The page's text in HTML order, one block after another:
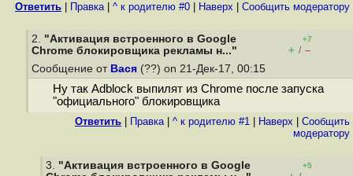
Ответить Правка| ^ к родителю #0 Наверх Cообщить модератору
2. "Активация встроенного в Google
Chrome блокировщика рекламы н..."
+7
+ / –
Сообщение от Вася (??) on 21-Дек-17, 00:15
Ну так Adblock выпилят из Chrome после запуска
"официального" блокировщика
Ответить Правка| ^ к родителю #1 Наверх
Cообщить
модератору
3. "Активация встроенного в Google
+5